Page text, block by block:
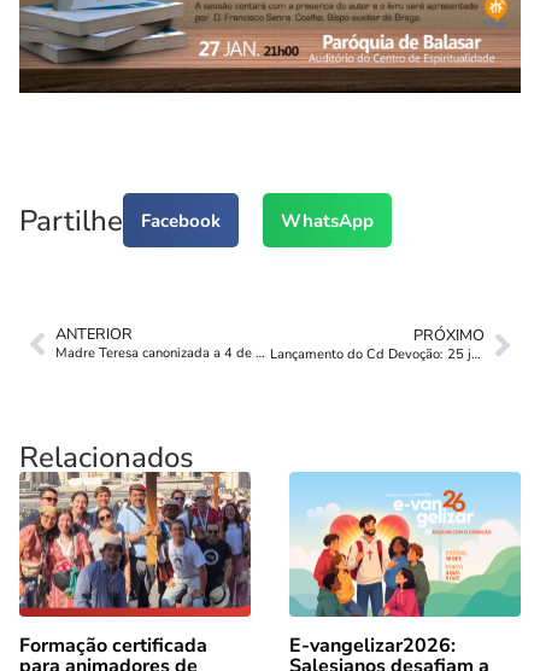
Partilhe Facebook WhatsApp
ANTERIOR
Madre Teresa canonizada a 4 de setembro
PRÓXIMO
Lançamento do Cd Devoção: 25 janeiro – Porto
Relacionados
Formação certificada E-vangelizar2026: